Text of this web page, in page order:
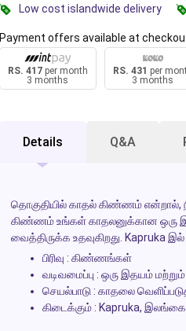
Low cost islandwide delivery
Payment offers available at
RS. 417per month
3 months
RS. 431 per
3 months
Details Q&A
தொகுதியில் காதல் கிண்ணம் என்றால்,
கிண்ணம் உங்கள் காதலனுக்கான ஒரு
வைத்திருக்க உதவுகிறது. Kapruka இல்
பிரிவு : கிண்ணங்கள்
வடிவமைப்பு : ஒரு இதயம்
செயல்பாடு : காதலை
கிடைக்கும் : Kapruka,